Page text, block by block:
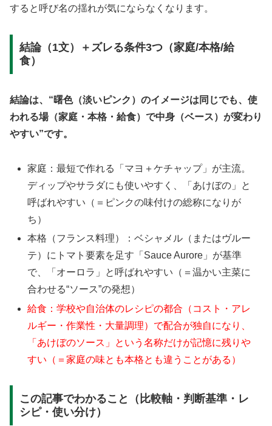
すると呼び名の揺れが気にならなくなります。
結論（1文）＋ズレる条件3つ（家庭/本格/給
食）
結論は、“曙色（淡いピンク）のイメージは同じでも、使
われる場（家庭・本格・給食）で中身（ベース）が変わり
やすい”です。
家庭：最短で作れる「マヨ＋ケチャップ」が主流。
ディップやサラダにも使いやすく、「あけぼの」と
呼ばれやすい（＝ピンクの味付けの総称になりが
ち）
本格（フランス料理）：ベシャメル（またはヴルー
テ）にトマト要素を足す「Sauce Aurore」が基準
で、「オーロラ」と呼ばれやすい（＝温かい主菜に
合わせる“ソース”の発想）
給食：学校や自治体のレシピの都合（コスト・アレ
ルギー・作業性・大量調理）で配合が独自になり、
「あけぼのソース」という名称だけが記憶に残りや
すい（＝家庭の味とも本格とも違うことがある）
この記事でわかること（比較軸・判断基準・レ
シピ・使い分け）